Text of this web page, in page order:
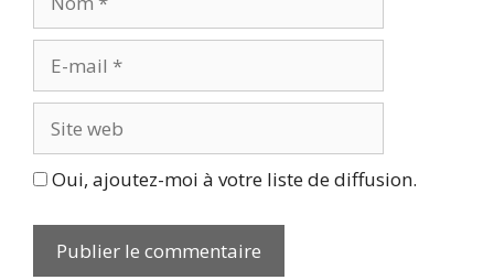
mail
web
Oui, ajoutez-moi à votre liste de diffusion.